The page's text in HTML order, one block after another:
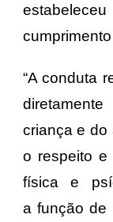
“A conduta
criança e do
o respeito e
física e
a função de